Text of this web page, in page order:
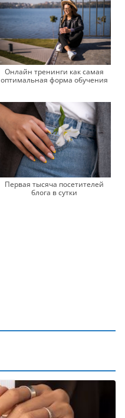
Онлайн тренинги как самая
оптимальная форма обучения
Первая тысяча посетителей
блога в сутки